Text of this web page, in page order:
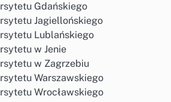
Gdańskiego
Jagiellońskiego
Lublańskiego
w Jenie
w Zagrzebiu
Warszawskiego
Wrocławskiego